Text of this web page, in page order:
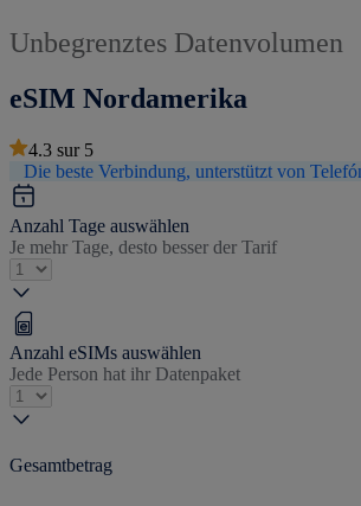
Unbegrenztes Datenvolumen
eSIM Nordamerika
4.3 sur 5
Die beste Verbindung, unterstützt von
Anzahl Tage auswählen
Je mehr Tage, desto besser der Tarif
Anzahl eSIMs auswählen
Jede Person hat ihr Datenpaket
Gesamtbetrag